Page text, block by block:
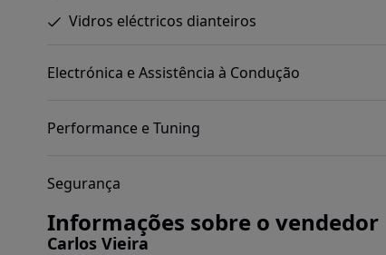
Vidros eléctricos dianteiros
Electrónica e Assistência à Condução
Performance e Tuning
Segurança
Informações sobre o vendedor
Carlos Vieira